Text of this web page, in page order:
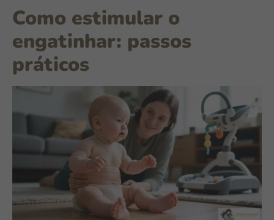
Como estimular o
engatinhar: passos
práticos